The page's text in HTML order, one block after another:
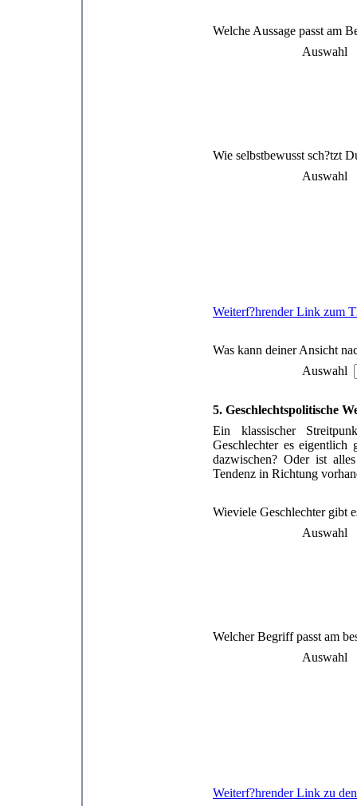
Welche Aussage passt am
Auswahl
Wie selbstbewusst sch?tzt
Auswahl
Weiterf?hrender Link zum
Was kann deiner Ansicht
Auswahl
5. Geschlechtspolitische
Ein klassischer
Geschlechter es
dazwischen? Oder ist
Tendenz in Richtung
Wieviele Geschlechter gibt
Auswahl
Welcher Begriff passt am
Auswahl
Weiterf?hrender Link zu